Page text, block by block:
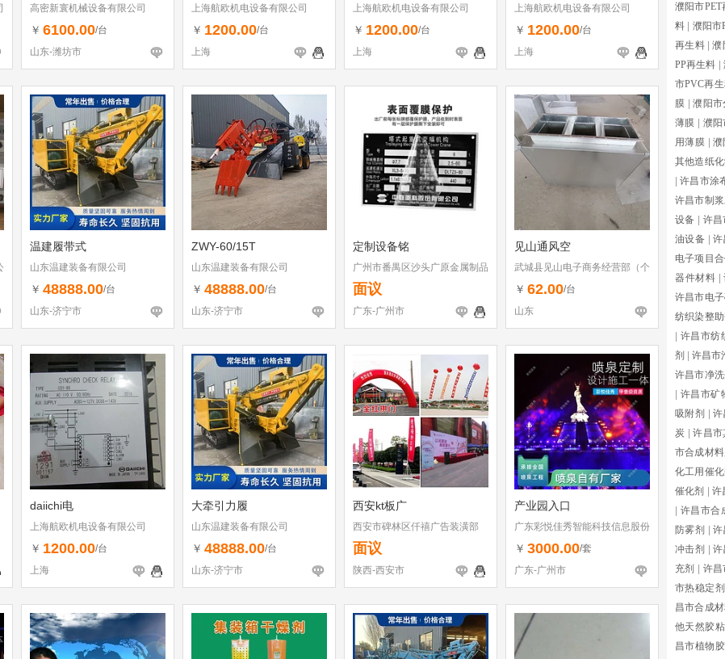
高密新寰机械设备有限公司
￥ 6100.00/台
山东-潍坊市
上海航欧机电设备有限公司
￥ 1200.00/台
上海
上海航欧机电设备有限公司
￥ 1200.00/台
上海
上海航欧机电设备有限公司
￥ 1200.00/台
上海
温建履带式
山东温建装备有限公司
￥ 48888.00/台
山东-济宁市
ZWY-60/15T
山东温建装备有限公司
￥ 48888.00/台
山东-济宁市
定制设备铭
广州市番禺区沙头广原金属制品
厂
面议
广东-广州市
见山通风空
武城县见山电子商务经营部（个
体工商户）
￥ 62.00/台
山东
daiichi电
上海航欧机电设备有限公司
￥ 1200.00/台
上海
大牵引力履
山东温建装备有限公司
￥ 48888.00/台
山东-济宁市
西安kt板广
西安市碑林区仟禧广告装潢部
面议
陕西-西安市
产业园入口
广东彩悦佳秀智能科技信息股份
有限公司
￥ 3000.00/套
广东-广州市
濮阳市PET
料
濮阳市
再生料
濮
PP再生料
市PVC再
膜
濮阳市
薄膜
濮
用薄膜
濮
其他造纸
许昌市涂
许昌市制
设备
许
油设备
许
电子项目
器件材料
许昌市电
纺织染整
许昌市纺
剂
许昌市
许昌市净
许昌市矿
吸附剂
许
炭
许昌市
市合成材
化工用催
催化剂
许
许昌市合
防雾剂
许
冲击剂
许
充剂
许
市热稳定剂
昌市合成
他天然胶
昌市植物胶